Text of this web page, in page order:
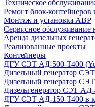
Техническое
Ремонт блок-контейнеров
Монтаж и установка АВР
Сервисное обслуживание
Аренда дизельных
Реализованные проекты
Контейнеры
ДГУ СЭТ АД-500-Т400
Дизельный генератор
Дизельный генератор
Дизельгенератор СЭТ
ДГУ СЭТ АД-150-Т400 в